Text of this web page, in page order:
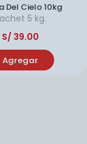
Del Cielo 10kg
5 kg.
S/ 39.00
Agregar